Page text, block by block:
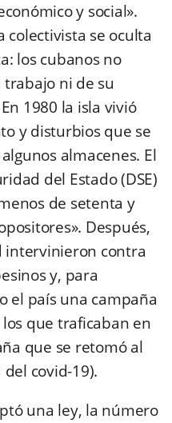
y social».
colectivista se oculta
los cubanos no
ni de su
1980 la isla vivió
y disturbios que se
almacenes. El
del Estado (DSE)
de setenta y
Después,
intervinieron contra
y, para
el país una campaña
que traficaban en
que se retomó al
covid-19).
una ley, la número